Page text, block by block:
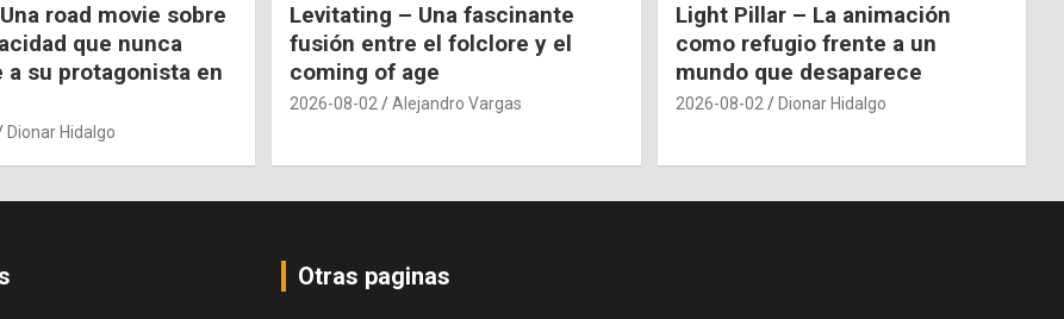
road movie sobre
que nunca
a su protagonista en
Dionar Hidalgo
Levitating – Una fascinante
fusión entre el folclore y el
coming of age
2026-08-02 Alejandro Vargas
Light Pillar – La animación
como refugio frente a un
mundo que desaparece
2026-08-02 Dionar Hidalgo
Otras paginas